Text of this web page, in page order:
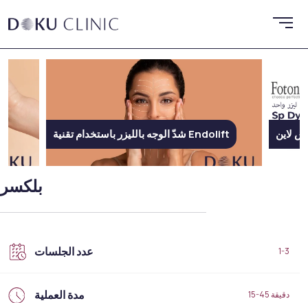
شدّ الوجه بالليزر باستخدام تقنية Endolift إن إكس لاين
بلكسر
عدد الجلسات 1-3
مدة العملية 15-45 دقيقة